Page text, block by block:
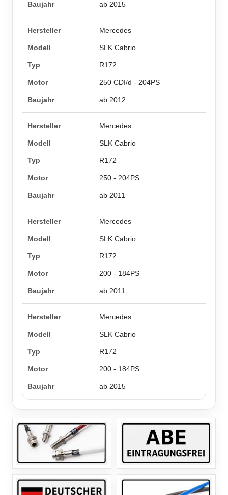
ab 2015
Mercedes
SLK Cabrio
R172
250 CDI/d - 204PS
ab 2012
Mercedes
SLK Cabrio
R172
250 - 204PS
ab 2011
Mercedes
SLK Cabrio
R172
200 - 184PS
ab 2011
Mercedes
SLK Cabrio
R172
200 - 184PS
ab 2015